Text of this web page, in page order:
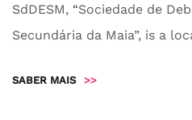
SdDESM, “Sociedade de
Secundária da Maia”, is a
SABER MAIS >>